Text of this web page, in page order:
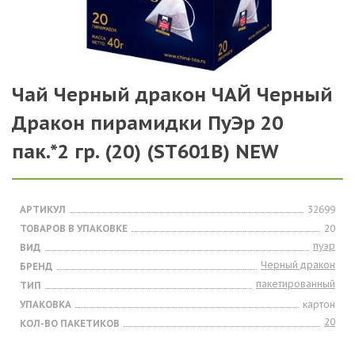
Чай Черный дракон ЧАЙ Черный
Дракон пирамидки ПуЭр 20
пак.*2 гр. (20) (SТ601В) NEW
АРТИКУЛ
32699
ТОВАРОВ В УПАКОВКЕ
20
ВИД
пуэр
БРЕНД
Черный дракон
ТИП
пакетированный
УПАКОВКА
картон
КОЛ-ВО ПАКЕТИКОВ
20